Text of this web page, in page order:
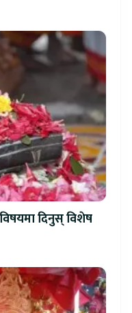
दिनुस् विशेष